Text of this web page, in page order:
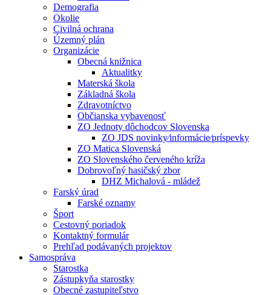
Demografia
Okolie
Civilná ochrana
Územný plán
Organizácie
Obecná knižnica
Aktualitky
Materská škola
Základná škola
Zdravotníctvo
Občianska vybavenosť
ZO Jednoty dôchodcov Slovenska
ZO JDS novinky⁄informácie⁄príspevky
ZO Matica Slovenská
ZO Slovenského červeného kríža
Dobrovoľný hasičský zbor
DHZ Michalová - mládež
Farský úrad
Farské oznamy
Šport
Cestovný poriadok
Kontaktný formulár
Prehľad podávaných projektov
Samospráva
Starostka
Zástupkyňa starostky
Obecné zastupiteľstvo